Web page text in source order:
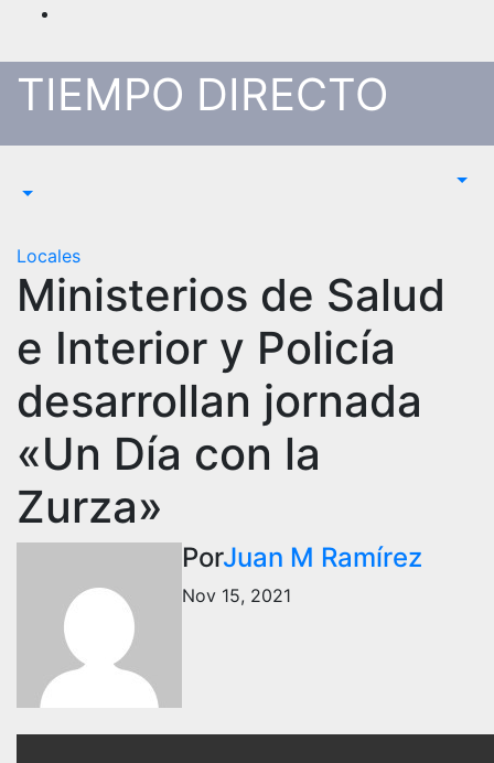
Saltar
contenido
TIEMPO DIRECTO
Locales
Ministerios de Salud
e Interior y Policía
desarrollan jornada
«Un Día con la
Zurza»
PorJuan M Ramírez
Nov 15, 2021